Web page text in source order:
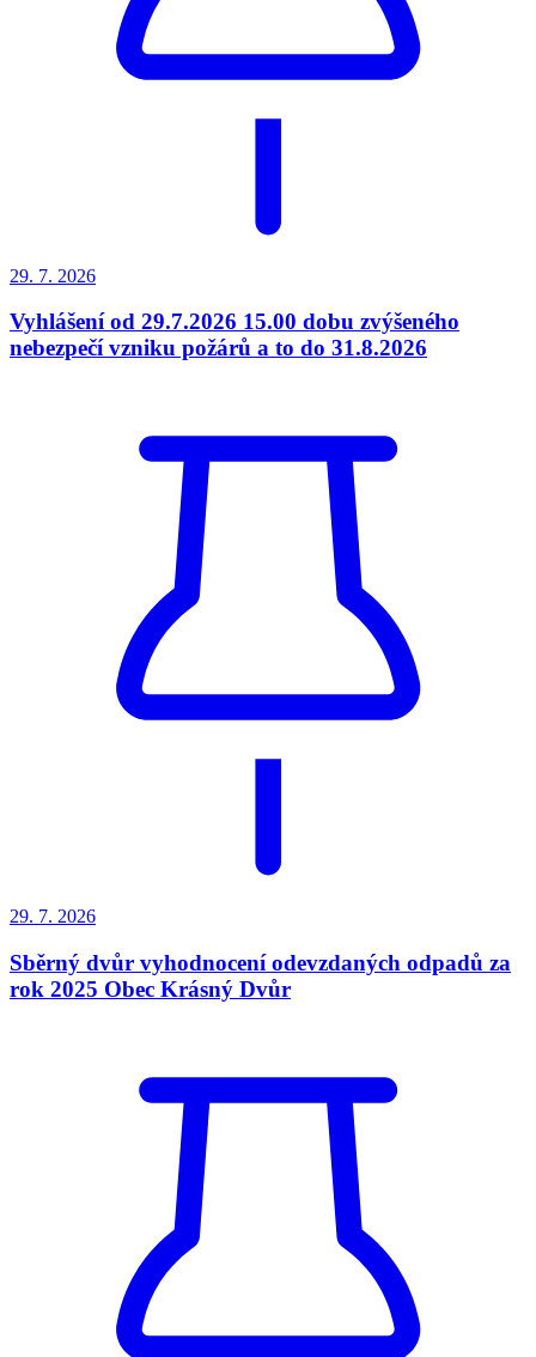
29. 7. 2026
Vyhlášení od 29.7.2026 15.00 dobu zvýšeného
nebezpečí vzniku požárů a to do 31.8.2026
29. 7. 2026
Sběrný dvůr vyhodnocení odevzdaných odpadů za
rok 2025 Obec Krásný Dvůr